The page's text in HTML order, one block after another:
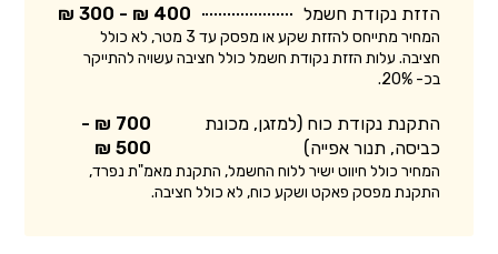
הזזת נקודת חשמל 400 ₪ - 300 ₪
המחיר מתייחס להזזת שקע או מפסק עד 3 מטר, לא כולל
חציבה. עלות הזזת נקודת חשמל כולל חציבה עשויה להתייקר
בכ- 20%.
התקנת נקודת כוח (למזגן, מכונת
כביסה, תנור אפייה)
700 ₪ -
500 ₪
המחיר כולל חיווט ישיר ללוח החשמל, התקנת מאמ"ת נפרד,
התקנת מפסק פאקט ושקע כוח, לא כולל חציבה.